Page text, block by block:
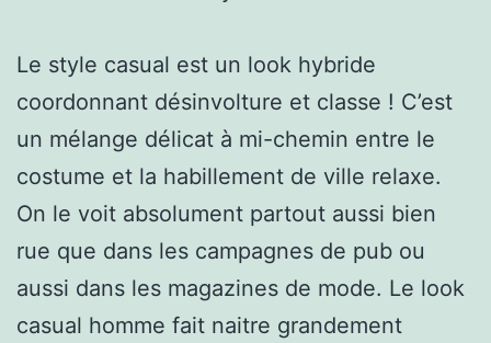
Le style casual est un look hybride
coordonnant désinvolture et classe ! C’est
un mélange délicat à mi-chemin entre le
costume et la habillement de ville relaxe.
On le voit absolument partout aussi bien
rue que dans les campagnes de pub ou
aussi dans les magazines de mode. Le look
casual homme fait naitre grandement